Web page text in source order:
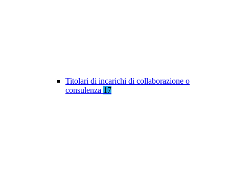
Titolari di incarichi di collaborazione o
consulenza 17